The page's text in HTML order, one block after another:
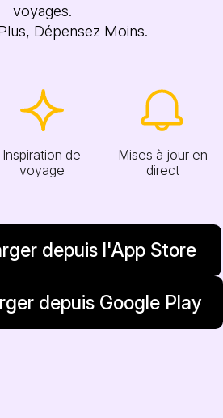
voyages.
Dépensez Moins.
Inspiration de
voyage
Mises à jour en
direct
depuis l'App Store
depuis Google Play